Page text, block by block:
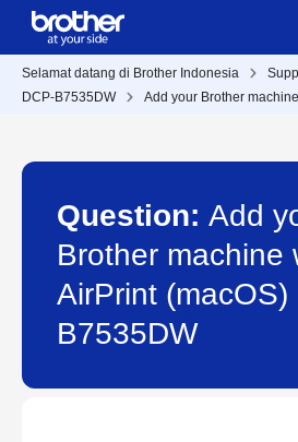
Selamat datang di Brother Indonesia
DCP-B7535DW
Add your Brother
Question: Add
Brother machine
AirPrint (macOS)
B7535DW